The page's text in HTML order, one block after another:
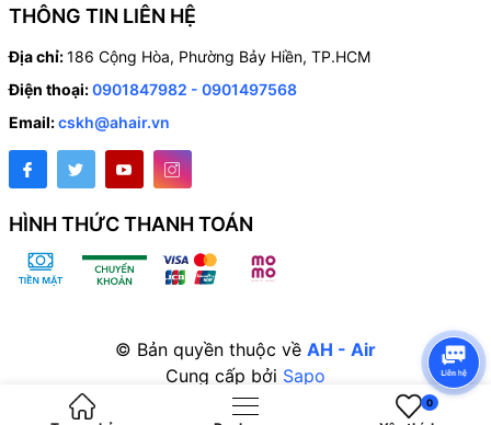
THÔNG TIN LIÊN HỆ
Địa chỉ:186 Cộng Hòa, Phường Bảy Hiền, TP.HCM
Điện thoại:0901847982 - 0901497568
Email:cskh@ahair.vn
HÌNH THỨC THANH TOÁN
© Bản quyền thuộc về AH - Air
Cung cấp bởi Sapo
0